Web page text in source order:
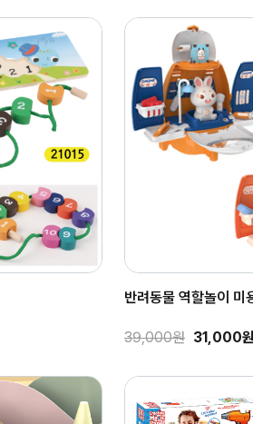
반려동물 역할놀이 미
39,000원 31,000